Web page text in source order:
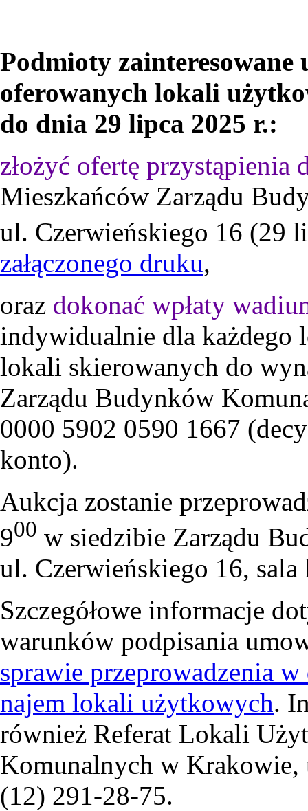
Podmioty zainteresowane
oferowanych lokali
do dnia 29 lipca 2025 r.:
złożyć ofertę przystąpienia
Mieszkańców Zarządu
ul. Czerwieńskiego 16 (29
załączonego druku,
oraz dokonać wpłaty
indywidualnie dla każdego
lokali skierowanych do
Zarządu Budynków
0000 5902 0590 1667
konto).
Aukcja zostanie
900 w siedzibie Zarządu
ul. Czerwieńskiego 16,
Szczegółowe informacje
warunków podpisania
sprawie przeprowadzenia
najem lokali użytkowych.
również Referat Lokali
Komunalnych w
(12) 291-28-75.